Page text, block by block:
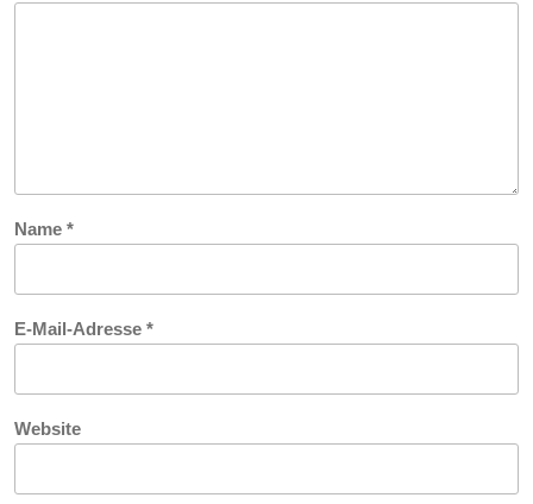
Name *
E-Mail-Adresse *
Website